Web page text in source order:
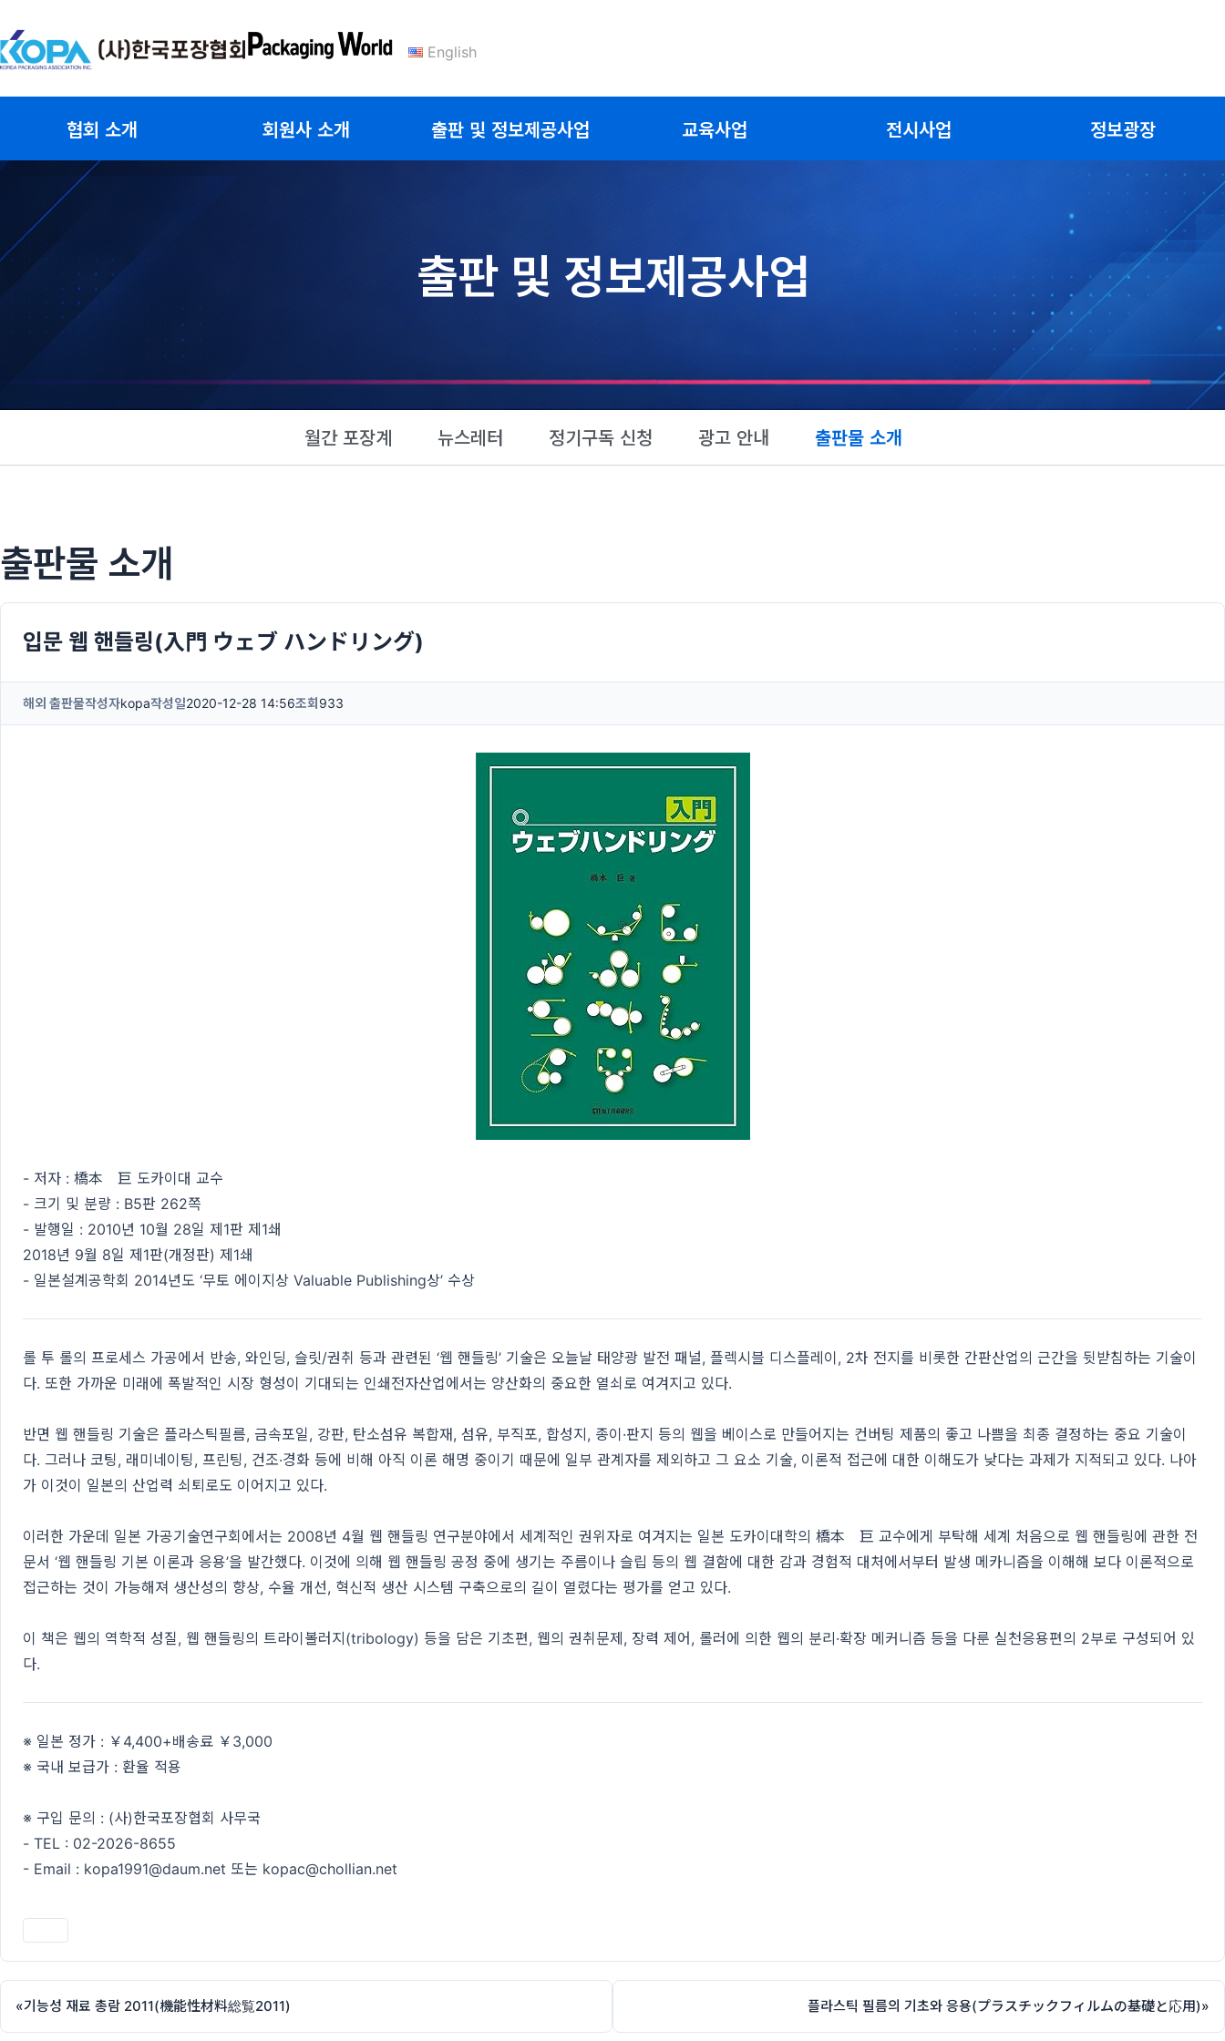
텐
츠
English
협회 소개 회원사 소개 출판 및 정보제공사업 교육사업 전시사업 정보광장
출판 및 정보제공사업
월간 포장계 뉴스레터 정기구독 신청 광고 안내 출판물 소개
출판물 소개
입문 웹 핸들링(入門 ウェブ ハンドリング)
해외 출판물작성자kopa작성일2020-12-28 14:56조회 933
- 저자 : 橋本 巨 도카이대 교수
- 크기 및 분량 : B5판 262쪽
- 발행일 : 2010년 10월 28일 제1판 제1쇄
2018년 9월 8일 제1판(개정판) 제1쇄
- 일본설계공학회 2014년도 ‘무토 에이지상 Valuable Publishing상’ 수상
롤 투 롤의 프로세스 가공에서 반송, 와인딩, 슬릿/권취 등과 관련된 ‘웹 핸들링’ 기술은 오늘날 태양광 발전 패널, 플렉시블 디스플레이, 2차 전지를 비롯한 간판산업의 근간을 뒷받침하는 기술이
다. 또한 가까운 미래에 폭발적인 시장 형성이 기대되는 인쇄전자산업에서는 양산화의 중요한 열쇠로 여겨지고 있다.
반면 웹 핸들링 기술은 플라스틱필름, 금속포일, 강판, 탄소섬유 복합재, 섬유, 부직포, 합성지, 종이·판지 등의 웹을 베이스로 만들어지는 컨버팅 제품의 좋고 나쁨을 최종 결정하는 중요 기술이
다. 그러나 코팅, 래미네이팅, 프린팅, 건조·경화 등에 비해 아직 이론 해명 중이기 때문에 일부 관계자를 제외하고 그 요소 기술, 이론적 접근에 대한 이해도가 낮다는 과제가 지적되고 있다. 나아
가 이것이 일본의 산업력 쇠퇴로도 이어지고 있다.
이러한 가운데 일본 가공기술연구회에서는 2008년 4월 웹 핸들링 연구분야에서 세계적인 권위자로 여겨지는 일본 도카이대학의 橋本 巨 교수에게 부탁해 세계 처음으로 웹 핸들링에 관한 전
문서 ‘웹 핸들링 기본 이론과 응용’을 발간했다. 이것에 의해 웹 핸들링 공정 중에 생기는 주름이나 슬립 등의 웹 결함에 대한 감과 경험적 대처에서부터 발생 메카니즘을 이해해 보다 이론적으로
접근하는 것이 가능해져 생산성의 향상, 수율 개선, 혁신적 생산 시스템 구축으로의 길이 열렸다는 평가를 얻고 있다.
이 책은 웹의 역학적 성질, 웹 핸들링의 트라이볼러지(tribology) 등을 담은 기초편, 웹의 권취문제, 장력 제어, 롤러에 의한 웹의 분리·확장 메커니즘 등을 다룬 실천응용편의 2부로 구성되어 있
다.
※ 일본 정가 : ￥4,400+배송료 ￥3,000
※ 국내 보급가 : 환율 적용
※ 구입 문의 : (사)한국포장협회 사무국
- TEL : 02-2026-8655
- Email : kopa1991@daum.net 또는 kopac@chollian.net
«기능성 재료 총람 2011(機能性材料総覧2011) 플라스틱 필름의 기초와 응용(プラスチックフィルムの基礎と応用)»